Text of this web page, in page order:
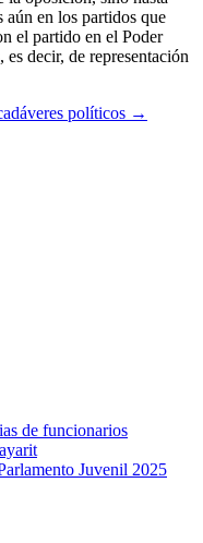
aún en los partidos que
el partido en el Poder
decir, de representación
políticos →
de funcionarios
Juvenil 2025